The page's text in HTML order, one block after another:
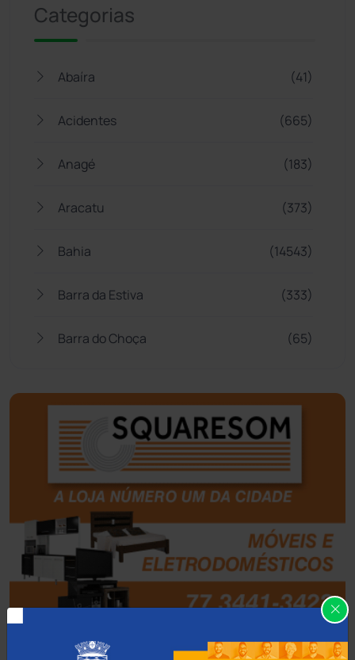
Categorias
Abaíra (41)
Acidentes (665)
Anagé (183)
Aracatu (373)
Bahia (14543)
Barra da Estiva (333)
Barra do Choça (65)
Bom Jesus da Lapa (505)
Boquira (152)
Botuporã
Brasil (7679)
Brumado (31950)
Caculé (695)